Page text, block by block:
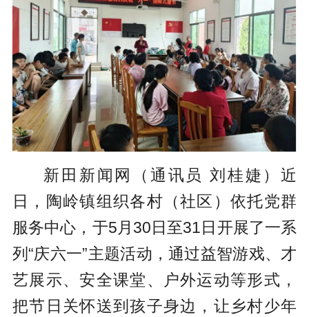
新田新闻网（通讯员 刘桂婕）近
日，陶岭镇组织各村（社区）依托党群
服务中心，于5月30日至31日开展了一系
列“庆六一”主题活动，通过益智游戏、才
艺展示、安全课堂、户外运动等形式，
把节日关怀送到孩子身边，让乡村少年